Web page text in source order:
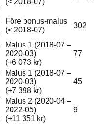
Före bonus-malus
(< 2018-07)
302
Malus 1 (2018-07 –
2020-03)
(+6 073 kr)
77
Malus 1 (2018-07 –
2020-03)
(+7 398 kr)
45
Malus 2 (2020-04 –
2022-05)
(+11 351 kr)
9